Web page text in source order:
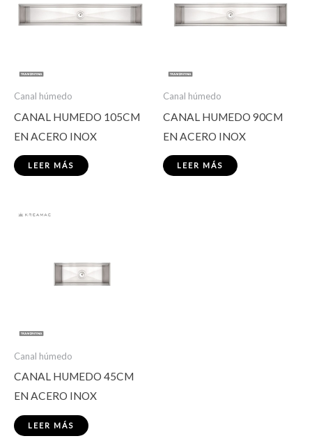
Canal húmedo
CANAL HUMEDO 105CM
EN ACERO INOX
LEER MÁS
Canal húmedo
CANAL HUMEDO 90CM
EN ACERO INOX
LEER MÁS
Canal húmedo
CANAL HUMEDO 45CM
EN ACERO INOX
LEER MÁS